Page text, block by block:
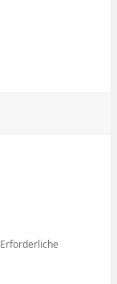
Erforderliche